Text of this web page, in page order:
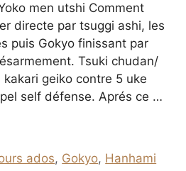
men utshi Comment
directe par tsuggi ashi, les
puis Gokyo finissant par
Tsuki chudan/
kakari geiko contre 5 uke
self défense. Aprés ce …
ados, Gokyo, Hanhami